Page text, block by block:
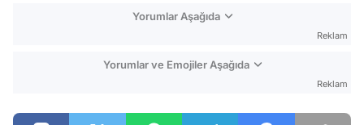
Yorumlar Aşağıda
Reklam
Yorumlar ve Emojiler Aşağıda
Reklam